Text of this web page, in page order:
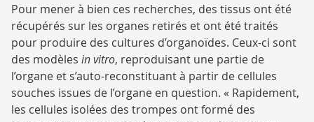
Pour mener à bien ces recherches, des tissus ont été
récupérés sur les organes retirés et ont été traités
pour produire des cultures d’organoïdes. Ceux-ci sont
des modèles in vitro, reproduisant une partie de
l’organe et s’auto-reconstituant à partir de cellules
souches issues de l’organe en question. « Rapidement,
les cellules isolées des trompes ont formé des